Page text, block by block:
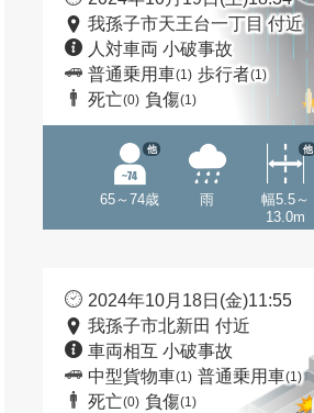
我孫子市天王台一丁目 付近
人対車両 小破事故
普通乗用車(1) 歩行者(1)
死亡(0) 負傷(1)
65～74歳
他
雨
幅5.5～
13.0m
他
2024年10月18日(金)11:55
我孫子市北新田 付近
車両相互 小破事故
中型貨物車(1) 普通乗用車(1)
死亡(0) 負傷(1)